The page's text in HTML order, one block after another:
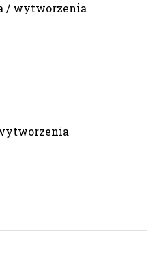
/ wytworzenia